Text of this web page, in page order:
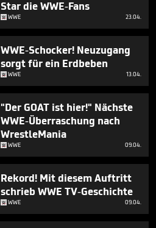
Star die WWE-Fans
WWE 23.04.
WWE-Schocker! Neuzugang
sorgt für ein Erdbeben
WWE 13.04.
"Der GOAT ist hier!" Nächste
WWE-Überraschung nach
WrestleMania
WWE 09.04.
Rekord! Mit diesem Auftritt
schrieb WWE TV-Geschichte
WWE 09.04.